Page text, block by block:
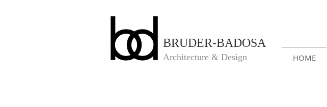
BRUDER-BADOSA
Architecture & Design HOME